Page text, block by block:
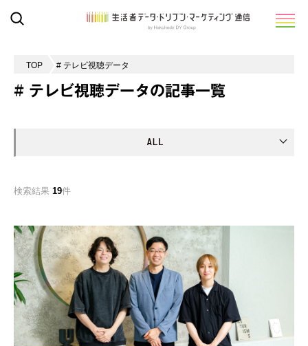
TOP # テレビ視聴データ
# テレビ視聴データの記事一覧
検索結果 19件